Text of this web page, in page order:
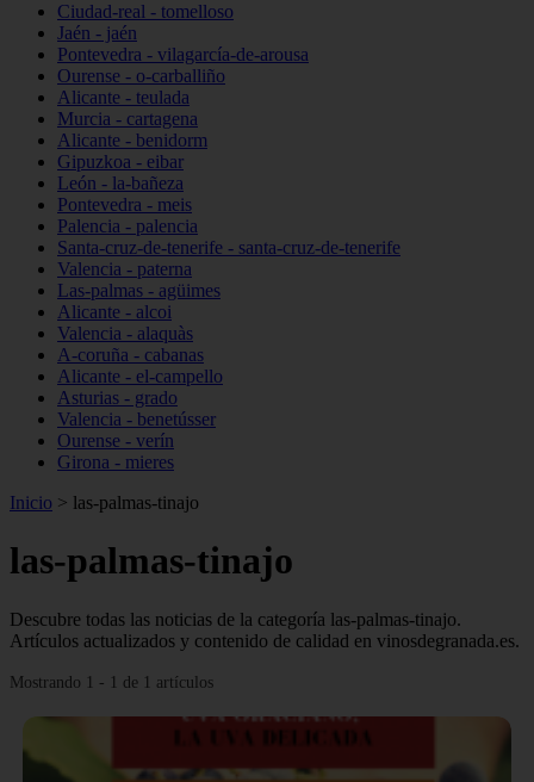
Ciudad-real - tomelloso
Jaén - jaén
Pontevedra - vilagarcía-de-arousa
Ourense - o-carballiño
Alicante - teulada
Murcia - cartagena
Alicante - benidorm
Gipuzkoa - eibar
León - la-bañeza
Pontevedra - meis
Palencia - palencia
Santa-cruz-de-tenerife - santa-cruz-de-tenerife
Valencia - paterna
Las-palmas - agüimes
Alicante - alcoi
Valencia - alaquàs
A-coruña - cabanas
Alicante - el-campello
Asturias - grado
Valencia - benetússer
Ourense - verín
Girona - mieres
Inicio > las-palmas-tinajo
las-palmas-tinajo
Descubre todas las noticias de la categoría las-palmas-tinajo.
Artículos actualizados y contenido de calidad en vinosdegranada.es.
Mostrando 1 - 1 de 1 artículos